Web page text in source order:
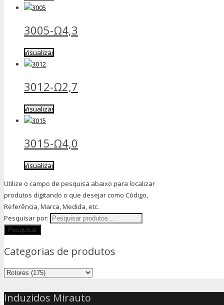
3005-Ω4,3
Visualizar
3012-Ω2,7
Visualizar
3015-Ω4,0
Visualizar
Utilize o campo de pesquisa abaixo para localizar
produtos digitando o que desejar como Código,
Referência, Marca, Medida, etc.
Pesquisar por:
Categorias de produtos
Induzidos Mirauto